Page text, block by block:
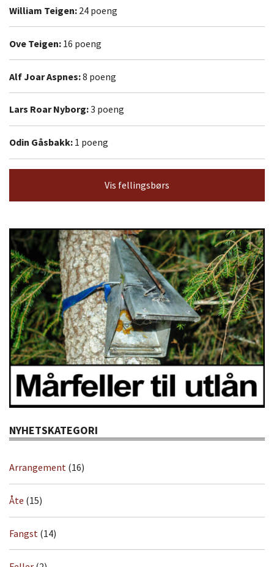
William Teigen: 24 poeng
Ove Teigen: 16 poeng
Alf Joar Aspnes:8 poeng
Lars Roar Nyborg:3 poeng
Odin Gåsbakk: 1 poeng
Vis fellingsbørs
NYHETSKATEGORI
Arrangement (16)
Åte (15)
Fangst (14)